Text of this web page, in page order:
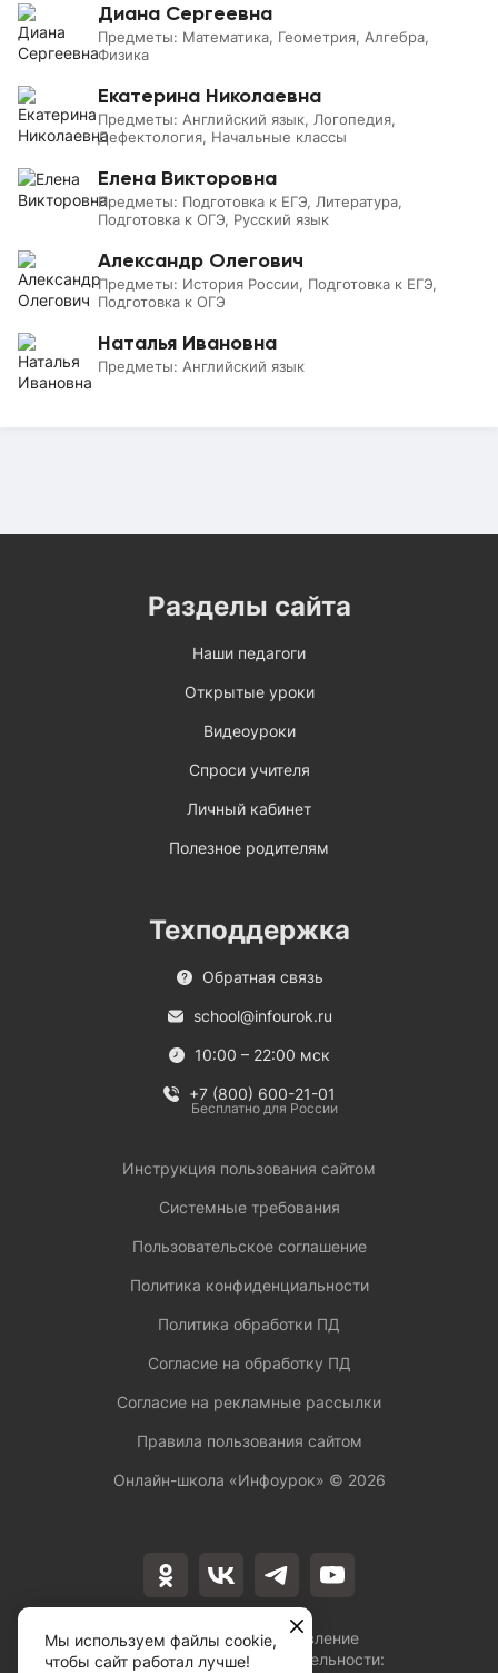
Диана Сергеевна
Предметы: Математика, Геометрия, Алгебра,
Физика
Екатерина Николаевна
Предметы: Английский язык, Логопедия,
Дефектология, Начальные классы
Елена Викторовна
Предметы: Подготовка к ЕГЭ, Литература,
Подготовка к ОГЭ, Русский язык
Александр Олегович
Предметы: История России, Подготовка к ЕГЭ,
Подготовка к ОГЭ
Наталья Ивановна
Предметы: Английский язык
Лицензия на осуществление
образовательной деятельности:
Разделы сайта
Наши педагоги
Открытые уроки
Видеоуроки
Спроси учителя
Личный кабинет
Полезное родителям
Техподдержка
Обратная связь
school@infourok.ru
10:00 – 22:00 мск
+7 (800) 600-21-01
Бесплатно для России
Инструкция пользования сайтом
Системные требования
Пользовательское соглашение
Политика конфиденциальности
Политика обработки ПД
Согласие на обработку ПД
Согласие на рекламные рассылки
Правила пользования сайтом
Онлайн-школа «Инфоурок» © 2026
Мы используем файлы cookie,
чтобы сайт работал лучше!